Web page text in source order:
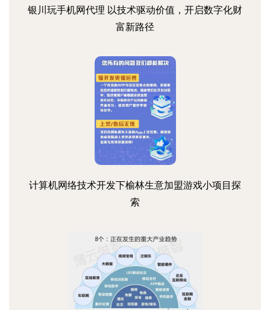
银川玩手机网代理 以技术驱动价值，开启数字化财
富新路径
计算机网络技术开发下榆林生意加盟游戏小项目探
索